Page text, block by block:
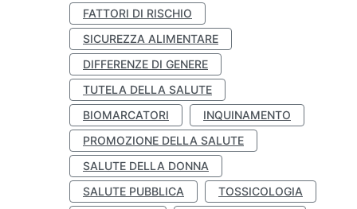
FATTORI DI RISCHIO
SICUREZZA ALIMENTARE
DIFFERENZE DI GENERE
TUTELA DELLA SALUTE
BIOMARCATORI
INQUINAMENTO
PROMOZIONE DELLA SALUTE
SALUTE DELLA DONNA
SALUTE PUBBLICA
TOSSICOLOGIA